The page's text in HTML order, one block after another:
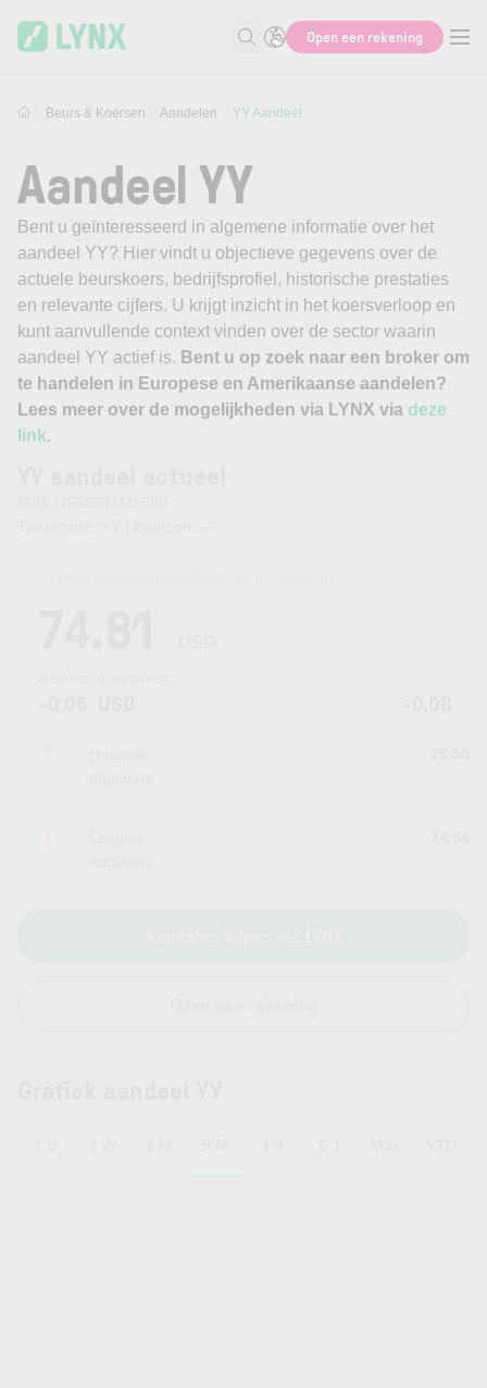
Zoek naar informatie
Open een rekening
Beurs & Koersen Aandelen YY Aandeel
Aandeel YY
Bent u geïnteresseerd in algemene informatie over het
aandeel YY? Hier vindt u objectieve gegevens over de
actuele beurskoers, bedrijfsprofiel, historische prestaties
en relevante cijfers. U krijgt inzicht in het koersverloop en
kunt aanvullende context vinden over de sector waarin
aandeel YY actief is. Bent u op zoek naar een broker om
te handelen in Europese en Amerikaanse aandelen?
Lees meer over de mogelijkheden via LYNX via deze
link.